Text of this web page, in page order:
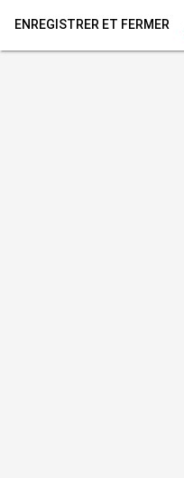
ENREGISTRER ET FERMER